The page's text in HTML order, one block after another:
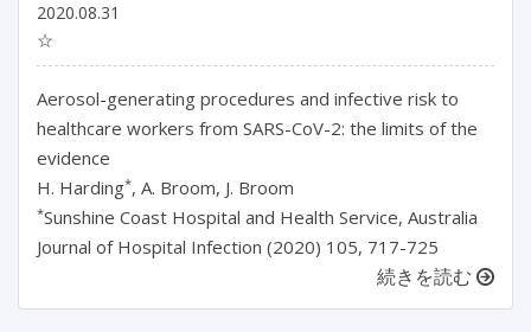
2020.08.31
☆
Aerosol-generating procedures and infective risk to
healthcare workers from SARS-CoV-2: the limits of the
evidence
H. Harding*, A. Broom, J. Broom
*Sunshine Coast Hospital and Health Service, Australia
Journal of Hospital Infection (2020) 105, 717-725
続きを読む